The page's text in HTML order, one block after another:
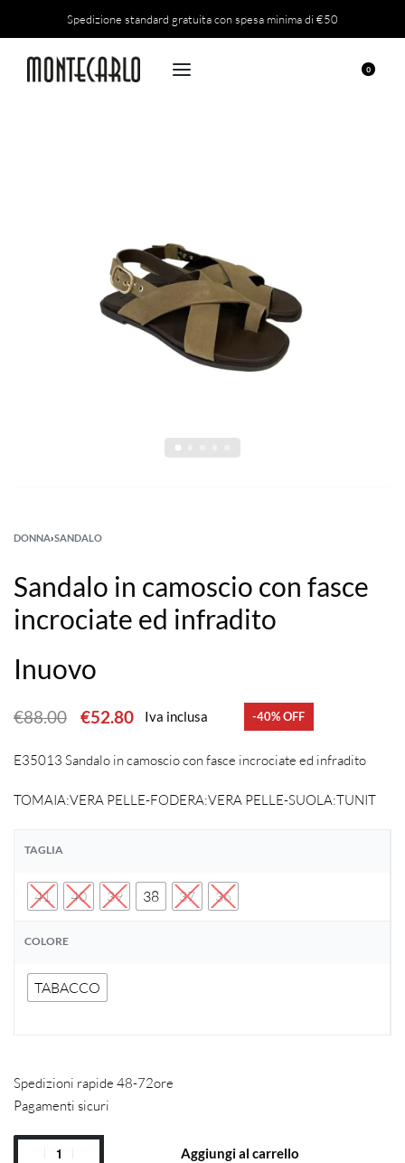
Spedizione standard gratuita con spesa minima di €50
0
DONNA›SANDALO
Sandalo in camoscio con fasce
incrociate ed infradito
Inuovo
€88.00 €52.80 Iva inclusa -40% OFF
E35013 Sandalo in camoscio con fasce incrociate ed infradito
TOMAIA:VERA PELLE-FODERA:VERA PELLE-SUOLA:TUNIT
TAGLIA
41 40 39 38 37 36
COLORE
TABACCO
Spedizioni rapide 48-72ore
Pagamenti sicuri
Aggiungi al carrello